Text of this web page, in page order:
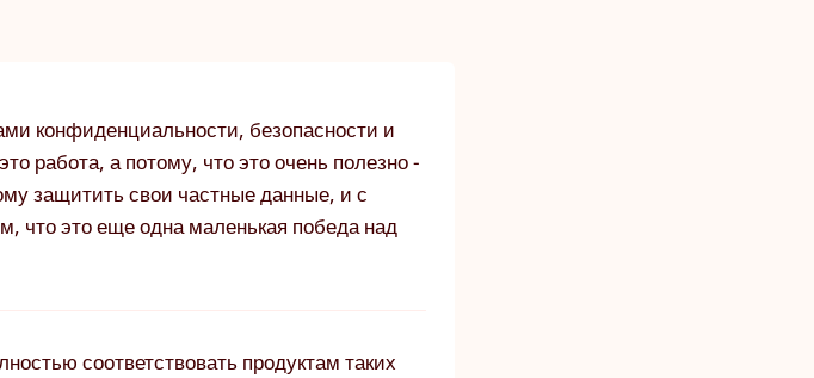
конфиденциальности, безопасности и
работа, а потому, что это очень полезно -
защитить свои частные данные, и с
что это еще одна маленькая победа над
соответствовать продуктам таких